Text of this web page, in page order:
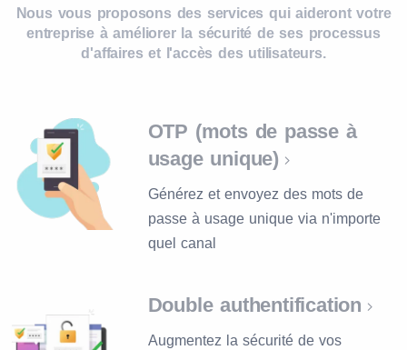
Nous vous proposons des services qui aideront votre
entreprise à améliorer la sécurité de ses processus
d'affaires et l'accès des utilisateurs.
OTP (mots de passe à
usage unique)
Générez et envoyez des mots de
passe à usage unique via n'importe
quel canal
Double authentification
Augmentez la sécurité de vos